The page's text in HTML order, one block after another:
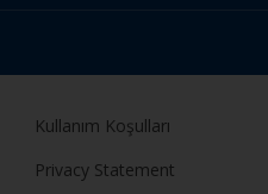
Kullanım Koşulları
Privacy Statement